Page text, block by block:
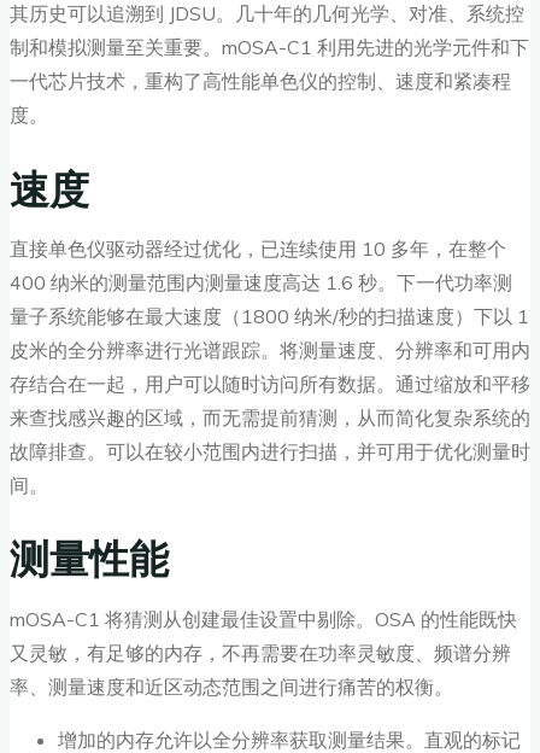
其历史可以追溯到 JDSU。几十年的几何光学、对准、系统控
制和模拟测量至关重要。mOSA-C1 利用先进的光学元件和下
一代芯片技术，重构了高性能单色仪的控制、速度和紧凑程
度。
速度
直接单色仪驱动器经过优化，已连续使用 10 多年，在整个
400 纳米的测量范围内测量速度高达 1.6 秒。下一代功率测
量子系统能够在最大速度（1800 纳米/秒的扫描速度）下以 1
皮米的全分辨率进行光谱跟踪。将测量速度、分辨率和可用内
存结合在一起，用户可以随时访问所有数据。通过缩放和平移
来查找感兴趣的区域，而无需提前猜测，从而简化复杂系统的
故障排查。可以在较小范围内进行扫描，并可用于优化测量时
间。
测量性能
mOSA-C1 将猜测从创建最佳设置中剔除。OSA 的性能既快
又灵敏，有足够的内存，不再需要在功率灵敏度、频谱分辨
率、测量速度和近区动态范围之间进行痛苦的权衡。
增加的内存允许以全分辨率获取测量结果。直观的标记